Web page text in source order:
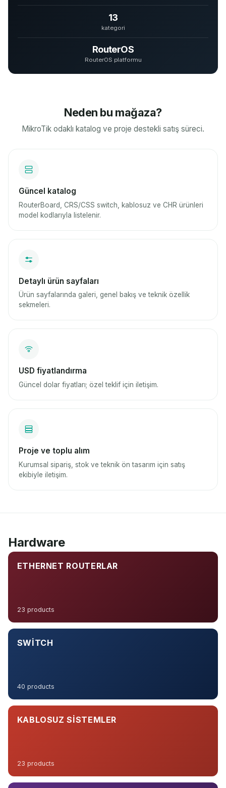
13
kategori
RouterOS
RouterOS platformu
Neden bu mağaza?
MikroTik odaklı katalog ve proje destekli satış süreci.
Güncel katalog
RouterBoard, CRS/CSS switch, kablosuz ve CHR ürünleri
model kodlarıyla listelenir.
Detaylı ürün sayfaları
Ürün sayfalarında galeri, genel bakış ve teknik özellik
sekmeleri.
USD fiyatlandırma
Güncel dolar fiyatları; özel teklif için iletişim.
Proje ve toplu alım
Kurumsal sipariş, stok ve teknik ön tasarım için satış
ekibiyle iletişim.
Hardware
ETHERNET ROUTERLAR
23 products
SWITCH
40 products
KABLOSUZ SISTEMLER
23 products